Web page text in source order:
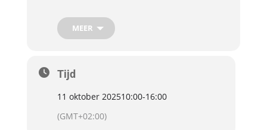
Ervaring is niet vereist.
Datum: zaterdag 11 oktober 2025
10:00 ontvangst met koffie thee en iets lekkers
12:30 lunch inclusief warm item
MEER
Tijd
11 oktober 202510:00-16:00
(GMT+02:00)